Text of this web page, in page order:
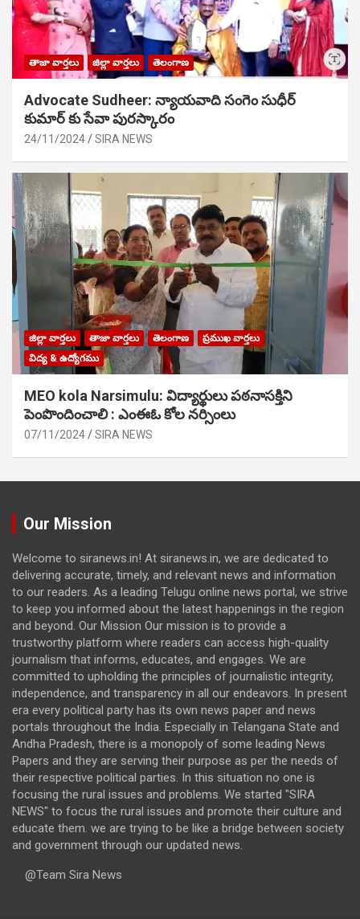
తాజా వార్తలు జిల్లా వార్తలు తెలంగాణ
Advocate Sudheer: న్యాయవాది సంగెం సుధీర్
కుమార్ కు సేవా పురస్కారం
24/11/2024 SIRA NEWS
జిల్లా వార్తలు తాజా వార్తలు తెలంగాణ
ప్రముఖ వార్తలు
విద్య & ఉద్యోగము
MEO kola Narsimulu: విద్యార్థులు పఠ‌నాసక్తిని
పెంపొందించాలి : ఎంఈఓ కోల నర్సింలు
07/11/2024 SIRA NEWS
Our Mission
Welcome to siranews.in! At siranews.in, we are dedicated to
delivering accurate, timely, and relevant news and information
to our readers. As a leading Telugu online news portal, we strive
to keep you informed about the latest happenings in the region
and beyond. Our Mission Our mission is to provide a
trustworthy platform where readers can access high-quality
journalism that informs, educates, and engages. We are
committed to upholding the principles of journalistic integrity,
independence, and transparency in all our endeavors. In present
era every political party has its own news paper and news
portals throughout the India. Especially in Telangana State and
Andha Pradesh, there is a monopoly of some leading News
Papers and they are serving their purpose as per the needs of
their respective political parties. In this situation no one is
focusing the rural issues and problems. We started "SIRA
NEWS" to focus the rural issues and promote their culture and
educate them. we are trying to be like a bridge between society
and government through our updated news.
@Team Sira News